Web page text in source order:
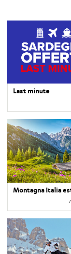
Last minute
Montagna Italia